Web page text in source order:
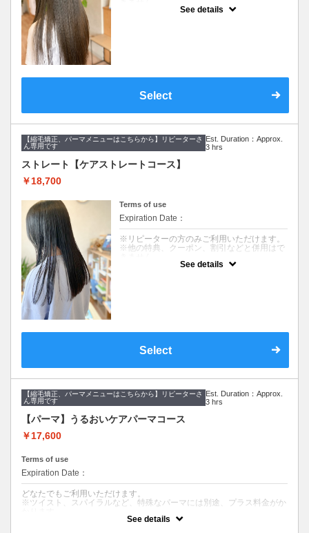
※髪のダメージやパーマ、カラー履歴によっ
【コース内容】
【メンテナンスカット】
メンテナンスからデザインまで幅広くお応え
します。
丁寧なカウンセリングでご要望に寄り添いま
す。
を抑える縮毛矯正です。
髪への負担を５０％軽減し、柔らかい仕上が
りでツヤを与えます。
【美髪へアエステトリートメント】
９種類の栄養成分と補修成分、コーティング
成分で健康的でツヤのある髪を作ります。髪
質やお悩みに合わせて仕上がりをカスタマイ
クセやうねりをきれいに伸ばしたい、気にな
しっかりケアもしたい方に。
※カット無しをご希望は3300円引きです。
See details
Select
【縮毛矯正、パーマメニューはこちらから】リピーターさ
ん専用です
Est. Duration：Approx.
3 hrs
ストレート【ケアストレートコース】
￥18,700
Terms of use
Expiration Date：
※リピーターの方のみご利用いただけます。
※他の特典、クーポン、割引などと併用はで
※髪のダメージやパーマ、カラー履歴によっ
【コース内容】
気になるクセ、うねり、ボリュームを抑えて
伸ばす縮毛矯正です。
毛量調節、毛先のメンテナンス、長さ調節が
できます。
丁寧なカウンセリングでご要望に寄り添いま
See details
Select
【縮毛矯正、パーマメニューはこちらから】リピーターさ
ん専用です
Est. Duration：Approx.
3 hrs
【パーマ】うるおいケアパーマコース
￥17,600
Terms of use
Expiration Date：
どなたでもご利用いただけます。
※ツイスト、スパイラルなど、特殊なパーマには別途、プラス料金がか
※他の特典、クーポン、割引などと併用はできません。
See details